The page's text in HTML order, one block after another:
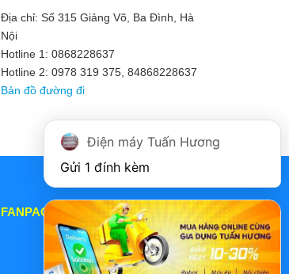
Địa chỉ: Số 315 Giảng Võ, Ba Đình, Hà
Nội
Hotline 1: 0868228637
Hotline 2: 0978 319 375, 84868228637
Bản đồ đường đi
FANPAGE
Điện máy Tuấn Hương
Gửi 1 đính kèm